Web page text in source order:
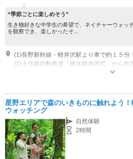
“季節ごとに楽しめそう”
生き物好きな中学生の希望で、ネイチャーウォッ
を観察でき、楽しかったそ...
営業時間：（４月～１１月）年中無休 ９
３月）年中無休 ※メンテナンス
星野エリアで森のいきものに触れよう
ウォッチング
自然体験
2時間